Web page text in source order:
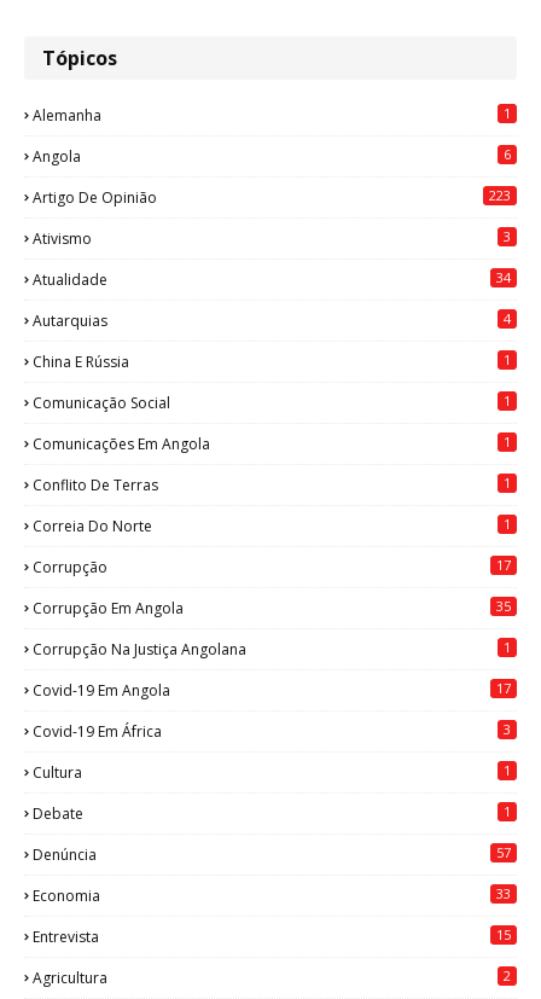
Tópicos
Alemanha 1
Angola 6
Artigo De Opinião 223
Ativismo 3
Atualidade 34
Autarquias 4
China E Rússia 1
Comunicação Social 1
Comunicações Em Angola 1
Conflito De Terras 1
Correia Do Norte 1
Corrupção 17
Corrupção Em Angola 35
Corrupção Na Justiça Angolana 1
Covid-19 Em Angola 17
Covid-19 Em África 3
Cultura 1
Debate 1
Denúncia 57
Economia 33
Entrevista 15
Agricultura 2